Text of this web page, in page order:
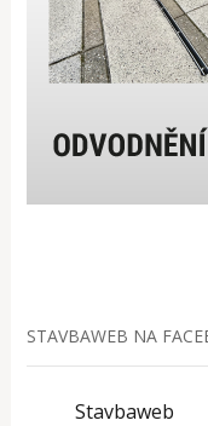
STAVBAWEB NA
Stavbaweb